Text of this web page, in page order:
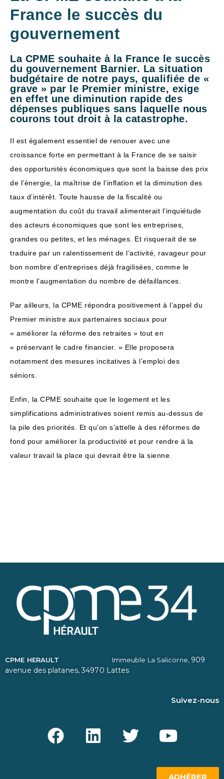
France le succès du
gouvernement
La CPME souhaite à la France le succès
du gouvernement Barnier. La situation
budgétaire de notre pays, qualifiée de «
grave » par le Premier ministre, exige
en effet une diminution rapide des
dépenses publiques sans laquelle nous
courons tout droit à la catastrophe.
Il est également essentiel de renouer avec une
croissance forte en permettant à la France de se saisir
des opportunités économiques que sont la baisse des prix
de l’énergie, la maîtrise de l’inflation et la diminution des
taux d’intérêt. Toute hausse de la fiscalité ou
augmentation du coût du travail alimenterait l’inquiétude
des acteurs économiques que sont les entreprises,
grandes ou petites, et les ménages. Et risquerait de se
traduire par un ralentissement de l’activité, ravageur pour
bon nombre d’entreprises déjà fragilisées, comme le
montre l’augmentation du nombre de défaillances.
Par ailleurs, la CPME répondra positivement à l’appel du
Premier ministre aux partenaires sociaux pour
« améliorer la réforme des retraites » tout en
« préservant le cadre financier. » Elle proposera
notamment des mesures incitatives à l’emploi des
séniors.
Enfin, la CPME souhaite que le logement et les
simplifications administratives soient remis au-dessus de
la pile des priorités. Et qu’on s’attelle à des réformes de
fond pour améliorer la productivité et pour rendre à la
valeur travail la place qui devrait être la sienne.
CPME HERAULT Immeuble La Salicorne, 909
avenue des platanes,34970 Lattes
Suivez-nous
ADHÉRER